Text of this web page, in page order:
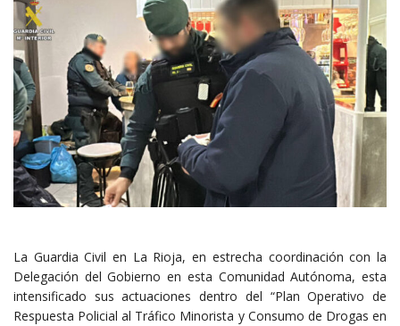
La Guardia Civil en La Rioja, en estrecha coordinación con la
Delegación del Gobierno en esta Comunidad Autónoma, esta
intensificado sus actuaciones dentro del “Plan Operativo de
Respuesta Policial al Tráfico Minorista y Consumo de Drogas en